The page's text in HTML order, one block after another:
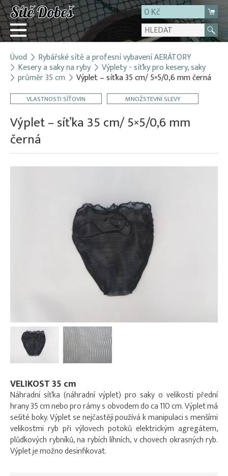
0 Kč
Přihlásit
Registrace
E-shop
O firmě
Kontakt
Úvod Rybářské sítě a profesní vybavení AERÁTORY
Kesery a saky na ryby Výplety - síťky pro kesery, saky
průměr 35 cm Výplet – síťka 35 cm/ 5×5/0,6 mm černá
VLASTNOSTI SÍŤOVIN MNOŽSTEVNÍ SLEVY
Výplet – síťka 35 cm/ 5×5/0,6 mm
černá
VELIKOST 35 cm
Náhradní síťka (náhradní výplet) pro saky o velikosti přední
hrany 35 cm nebo pro rámy s obvodem do ca 110 cm. Výplet má
sešité boky. Výplet se nejčastěji používá k manipulaci s menšími
velikostmi ryb při výlovech potoků elektrickým agregátem,
plůdkových rybníků, na rybích líhních, v chovech okrasných ryb.
Výplet je možno desinfikovat.